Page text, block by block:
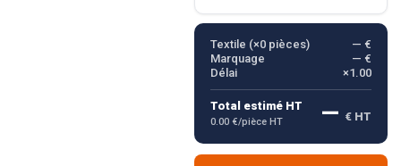
Textile (×0pièces)
— €
Marquage
— €
Délai
×1.00
Total estimé HT
0.00 €/pièce HT — € HT